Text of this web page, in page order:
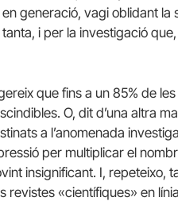
generació, vagi oblidant la
i per la investigació que,
que fins a un 85% de
O, dit d’una altra
a l’anomenada
per multiplicar el
insignificant. I, repeteixo,
revistes «científiques» en